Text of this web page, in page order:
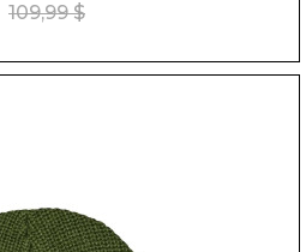
109,99 $